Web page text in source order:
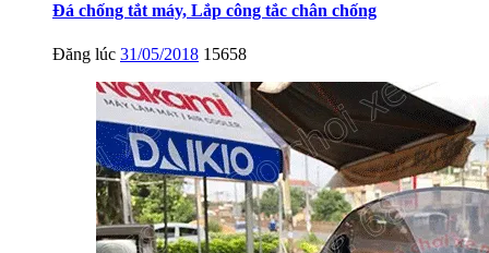
Đá chống tắt máy, Lắp công tắc chân chống
Đăng lúc 31/05/2018 15658